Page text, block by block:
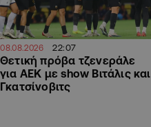
08.08.2026 22:07
Θετική πρόβα τζενεράλε
για ΑΕΚ με show Βιτάλις και
Γκατσίνοβιτς